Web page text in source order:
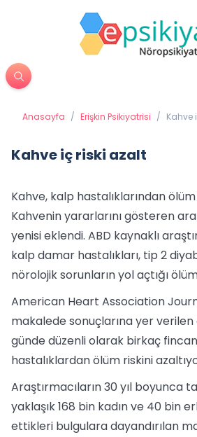
Anasayfa / Erişkin Psikiyatrisi / Kahve
Kahve iç riski azalt
Kahve, kalp hastalıklarından
Kahvenin yararlarını gösteren
yenisi eklendi. ABD kaynaklı
kalp damar hastalıkları, tip 2
nörolojik sorunların yol açtığı
American Heart Association
makalede sonuçlarına yer
günde düzenli olarak birkaç
hastalıklardan ölüm riskini
Araştırmacıların 30 yıl boyunca
yaklaşık 168 bin kadın ve 40 bin
ettikleri bulgulara dayandırılan